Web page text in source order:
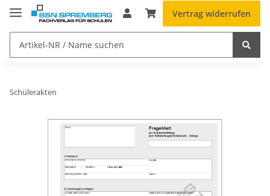
Vertrag widerrufen
Schülerakten